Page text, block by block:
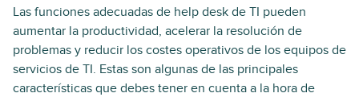
Las funciones adecuadas de help desk de TI pueden
aumentar la productividad, acelerar la resolución de
problemas y reducir los costes operativos de los equipos de
servicios de TI. Estas son algunas de las principales
características que debes tener en cuenta a la hora de